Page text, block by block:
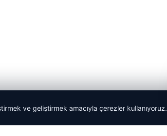
ve geliştirmek amacıyla çerezler kullanıyoruz.